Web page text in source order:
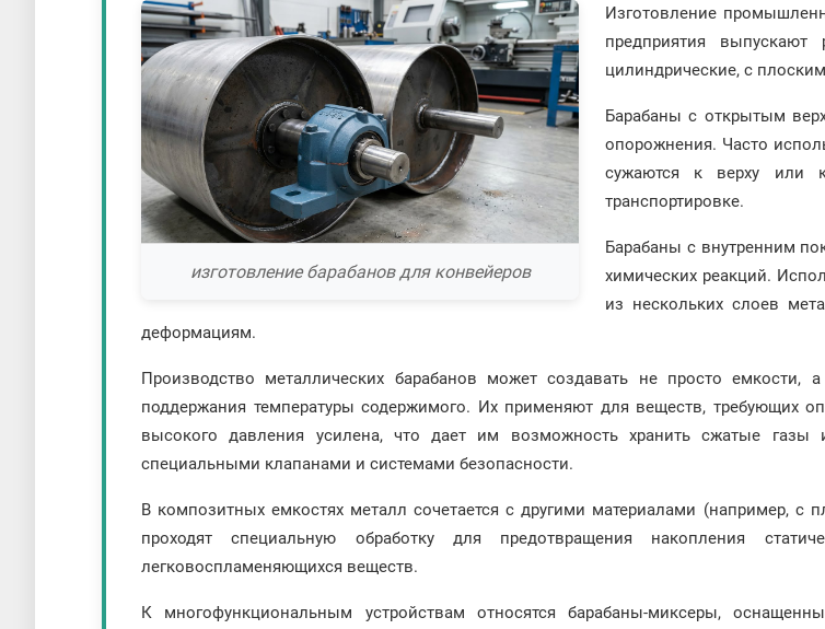
изготовление барабанов для конвейеров
Изготовление
предприятия
цилиндрические, с
Барабаны с открытым
опорожнения. Часто
сужаются к верху или
транспортировке.
Барабаны с внутренним
химических реакций.
из нескольких слоев
деформациям.
Производство металлических барабанов может создавать не просто
поддержания температуры содержимого. Их применяют для веществ, требующих
высокого давления усилена, что дает им возможность хранить сжатые
специальными клапанами и системами безопасности.
В композитных емкостях металл сочетается с другими материалами (например, с
проходят специальную обработку для предотвращения накопления
легковоспламеняющихся веществ.
К многофункциональным устройствам относятся барабаны-миксеры,